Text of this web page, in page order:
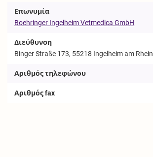
Επωνυμία
Boehringer Ingelheim Vetmedica GmbH
Διεύθυνση
Binger Straße 173, 55218 Ingelheim am
Αριθμός τηλεφώνου
Αριθμός fax